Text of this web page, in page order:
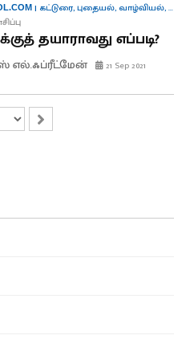
| கட்டுரை,புதையல், வாழ்வியல்,
தயாராவது எப்படி?
எல்.ஃப்ரீட்மேன் 21 Sep 2021